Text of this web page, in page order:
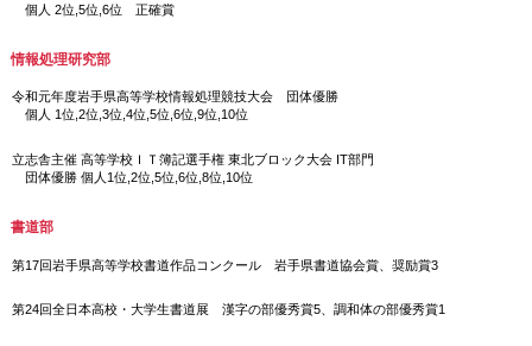
個人 2位,5位,6位 正確賞
情報処理研究部
令和元年度岩手県高等学校情報処理競技大会 団体優勝
個人 1位,2位,3位,4位,5位,6位,9位,10位
立志舎主催 高等学校ＩＴ簿記選手権 東北ブロック大会 IT部門
団体優勝 個人1位,2位,5位,6位,8位,10位
書道部
第17回岩手県高等学校書道作品コンクール 岩手県書道協会賞、奨励賞3
第24回全日本高校・大学生書道展 漢字の部優秀賞5、調和体の部優秀賞1